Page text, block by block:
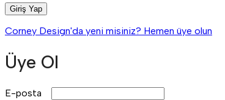
Giriş Yap
Corney Design'da yeni misiniz? Hemen üye olun
Üye Ol
E-posta